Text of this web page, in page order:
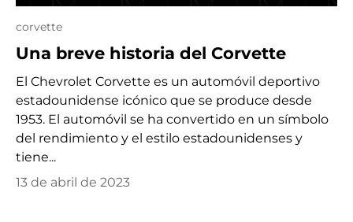
corvette
Una breve historia del Corvette
El Chevrolet Corvette es un automóvil deportivo
estadounidense icónico que se produce desde
1953. El automóvil se ha convertido en un símbolo
del rendimiento y el estilo estadounidenses y
tiene...
13 de abril de 2023